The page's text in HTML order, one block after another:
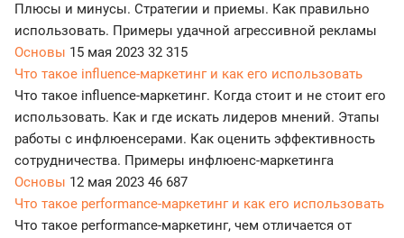
Плюсы и минусы. Стратегии и приемы. Как правильно
использовать. Примеры удачной агрессивной рекламы
Основы 15 мая 2023 32 315
Что такое influence-маркетинг и как его использовать
Что такое influence-маркетинг. Когда стоит и не стоит его
использовать. Как и где искать лидеров мнений. Этапы
работы с инфлюенсерами. Как оценить эффективность
сотрудничества. Примеры инфлюенс-маркетинга
Основы 12 мая 2023 46 687
Что такое performance-маркетинг и как его использовать
Что такое performance-маркетинг, чем отличается от